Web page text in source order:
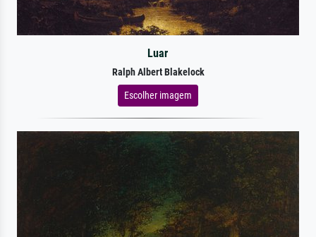
Luar
Ralph Albert Blakelock
Escolher imagem